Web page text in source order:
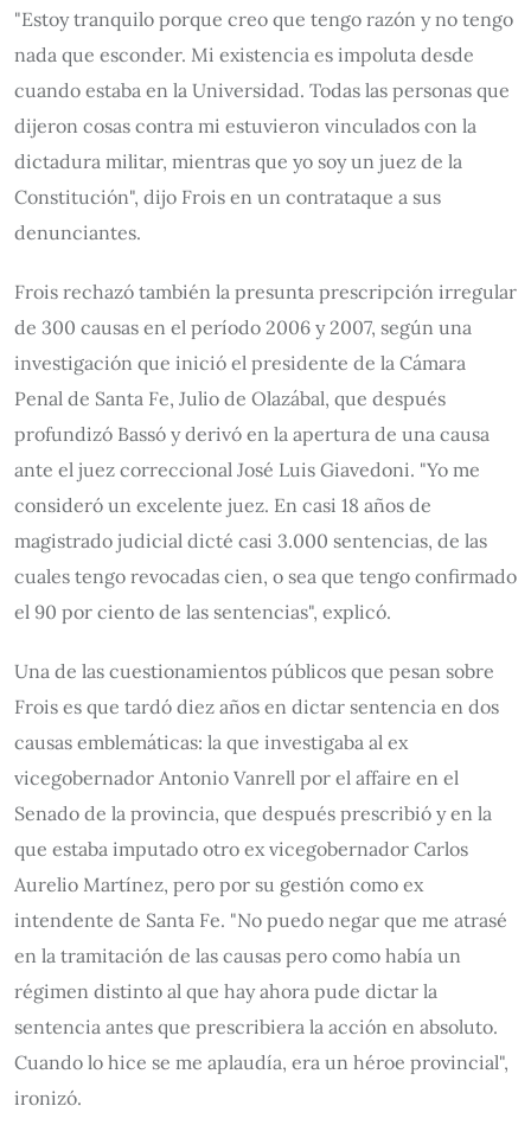
"Estoy tranquilo porque creo que tengo razón y no tengo
nada que esconder. Mi existencia es impoluta desde
cuando estaba en la Universidad. Todas las personas que
dijeron cosas contra mi estuvieron vinculados con la
dictadura militar, mientras que yo soy un juez de la
Constitución", dijo Frois en un contrataque a sus
denunciantes.
Frois rechazó también la presunta prescripción irregular
de 300 causas en el período 2006 y 2007, según una
investigación que inició el presidente de la Cámara
Penal de Santa Fe, Julio de Olazábal, que después
profundizó Bassó y derivó en la apertura de una causa
ante el juez correccional José Luis Giavedoni. "Yo me
consideró un excelente juez. En casi 18 años de
magistrado judicial dicté casi 3.000 sentencias, de las
cuales tengo revocadas cien, o sea que tengo confirmado
el 90 por ciento de las sentencias", explicó.
Una de las cuestionamientos públicos que pesan sobre
Frois es que tardó diez años en dictar sentencia en dos
causas emblemáticas: la que investigaba al ex
vicegobernador Antonio Vanrell por el affaire en el
Senado de la provincia, que después prescribió y en la
que estaba imputado otro ex vicegobernador Carlos
Aurelio Martínez, pero por su gestión como ex
intendente de Santa Fe. "No puedo negar que me atrasé
en la tramitación de las causas pero como había un
régimen distinto al que hay ahora pude dictar la
sentencia antes que prescribiera la acción en absoluto.
Cuando lo hice se me aplaudía, era un héroe provincial",
ironizó.